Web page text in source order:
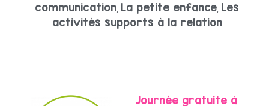
communication La petite enfance Les
activités supports à la relation
Journée gratuite à